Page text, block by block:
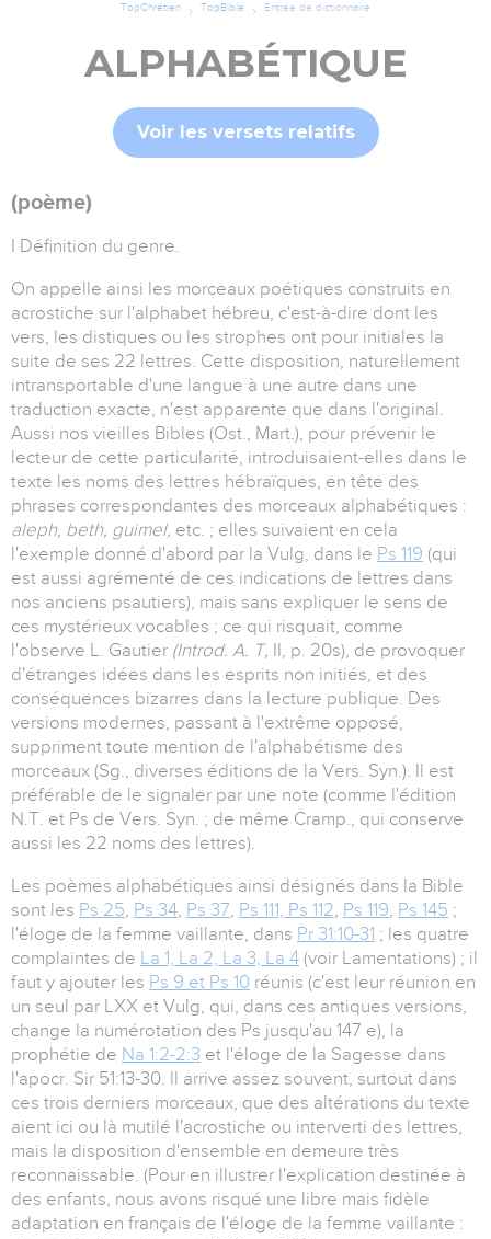
TopChrétien TopBible Entrée de dictionnaire
ALPHABÉTIQUE
Voir les versets relatifs
(poème)
I Définition du genre.
On appelle ainsi les morceaux poétiques construits en
acrostiche sur l'alphabet hébreu, c'est-à-dire dont les
vers, les distiques ou les strophes ont pour initiales la
suite de ses 22 lettres. Cette disposition, naturellement
intransportable d'une langue à une autre dans une
traduction exacte, n'est apparente que dans l'original.
Aussi nos vieilles Bibles (Ost., Mart.), pour prévenir le
lecteur de cette particularité, introduisaient-elles dans le
texte les noms des lettres hébraïques, en tête des
phrases correspondantes des morceaux alphabétiques :
aleph, beth, guimel, etc. ; elles suivaient en cela
l'exemple donné d'abord par la Vulg, dans le Ps 119 (qui
est aussi agrémenté de ces indications de lettres dans
nos anciens psautiers), mais sans expliquer le sens de
ces mystérieux vocables ; ce qui risquait, comme
l'observe L. Gautier (Introd. A. T,
II, p. 20s), de provoquer
d'étranges idées dans les esprits non initiés, et des
conséquences bizarres dans la lecture publique. Des
versions modernes, passant à l'extrême opposé,
suppriment toute mention de l'alphabétisme des
morceaux (Sg., diverses éditions de la Vers. Syn.). Il est
préférable de le signaler par une note (comme l'édition
N.T. et Ps de Vers. Syn. ; de même Cramp., qui conserve
aussi les 22 noms des lettres).
Les poèmes alphabétiques ainsi désignés dans la Bible
sont les Ps 25, Ps 34, Ps 37, Ps 111, Ps 112, Ps 119, Ps 145 ;
l'éloge de la femme vaillante, dans Pr 31:10-31 ; les quatre
complaintes de La 1, La 2, La 3, La 4 (voir Lamentations) ; il
faut y ajouter les Ps 9 et Ps 10 réunis (c'est leur réunion en
un seul par LXX et Vulg, qui, dans ces antiques versions,
change la numérotation des Ps jusqu'au 147 e), la
prophétie de Na 1:2-2:3 et l'éloge de la Sagesse dans
l'apocr. Sir 51:13-30. Il arrive assez souvent, surtout dans
ces trois derniers morceaux, que des altérations du texte
aient ici ou là mutilé l'acrostiche ou interverti des lettres,
mais la disposition d'ensemble en demeure très
reconnaissable. (Pour en illustrer l'explication destinée à
des enfants, nous avons risqué une libre mais fidèle
adaptation en français de l'éloge de la femme vaillante :